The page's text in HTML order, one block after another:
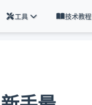
工具 技术教程